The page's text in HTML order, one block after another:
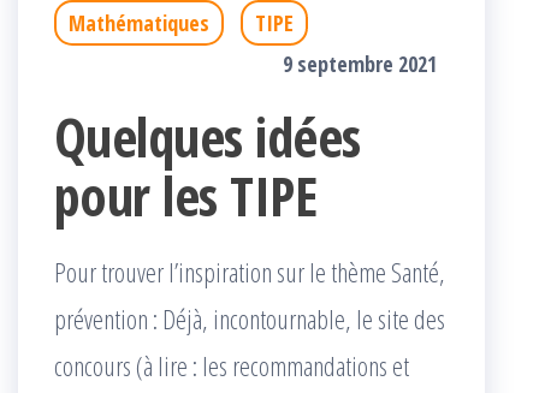
Mathématiques
TIPE
9 septembre 2021
Quelques idées
pour les TIPE
Pour trouver l’inspiration sur le thème Santé,
prévention : Déjà, incontournable, le site des
concours (à lire : les recommandations et